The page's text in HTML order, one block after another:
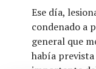
Ese día,
condenado a
general que
había